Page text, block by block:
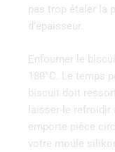
pas trop étaler la
d’épaisseur.
Enfourner le
180°C. Le temps
biscuit doit
laisser-le refroidir
emporte pièce
votre moule